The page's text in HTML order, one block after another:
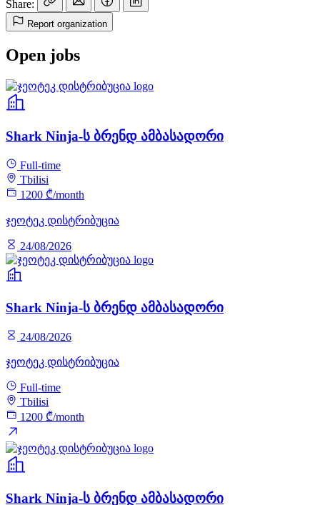
Share:
Report organization
Open jobs
Shark Ninja-ს ბრენდ ამბასადორი
Full-time
Tbilisi
1200 ₾/month
ჯეოტეკ დისტრიბუცია
24/08/2026
Shark Ninja-ს ბრენდ ამბასადორი
24/08/2026
ჯეოტეკ დისტრიბუცია
Full-time
Tbilisi
1200 ₾/month
Shark Ninja-ს ბრენდ ამბასადორი